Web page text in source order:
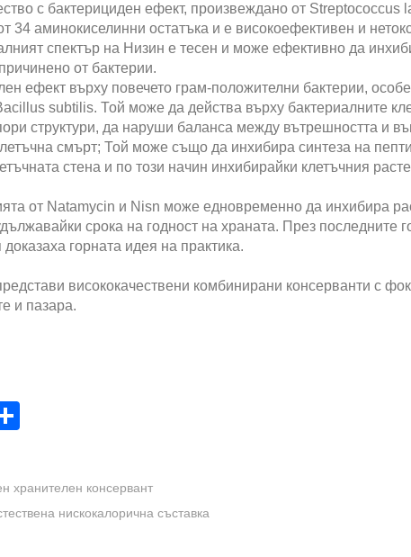
с бактерициден ефект, произвеждано от Streptococcus
34 аминокиселинни остатъка и е високоефективен и
спектър на Низин е тесен и може ефективно да
от бактерии.
ефект върху повечето грам-положителни бактерии,
subtilis. Той може да действа върху бактериалните
структури, да наруши баланса между вътрешността и
смърт; Той може също да инхибира синтеза на
стена и по този начин инхибирайки клетъчния
от Natamycin и Nisn може едновременно да инхибира
срока на годност на храната. През последните
горната идея на практика.
висококачествени комбинирани консерванти с
и пазара.
Share
хранителен консервант
нискокалорична съставка